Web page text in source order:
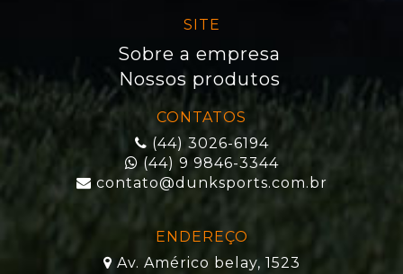
SITE
Sobre a empresa
Nossos produtos
CONTATOS
(44) 3026-6194
(44) 9 9846-3344
contato@dunksports.com.br
ENDEREÇO
Av. Américo belay, 1523